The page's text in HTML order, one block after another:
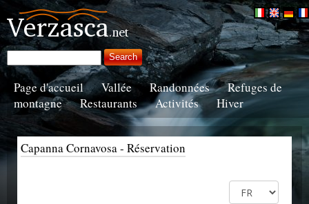
Page d'accueil Vallée Randonnées
Refuges de
montagne
Restaurants Activités Hiver
Capanna Cornavosa - Réservation